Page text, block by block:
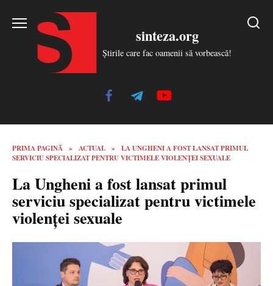
sinteza.org
Știrile care fac oamenii să vorbească!
PRIMA PAGINĂ » ACTUAL »
LA UNGHENI A FOST LANSAT PRIMUL
SERVICIU SPECIALIZAT PENTRU VICTIMELE VIOLENȚEI SEXUALE
La Ungheni a fost lansat primul
serviciu specializat pentru victimele
violenței sexuale